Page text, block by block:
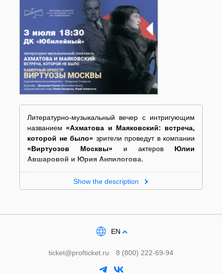
Литературно-музыкальный вечер с интригующим
названием «Ахматова и Маяковский: встреча,
которой не было» зрители проведут в компании
«Виртуозов Москвы» и актеров Юлии
Авшаровой и Юрия Анпилогова.
В программе— известные произведения русской
классической музыки и стихи Анны Ахматовой и
Маяковского невероятно различаются. Понять и
почувствовать, в чем заключается эта разница, вы
сможете благодаря инсценировке на основе
Маяковский».
«Пусть Ахматова, изображая любовь, описывает
Show the description
EN
ticket@profticket.ru 8 (800) 222-69-94